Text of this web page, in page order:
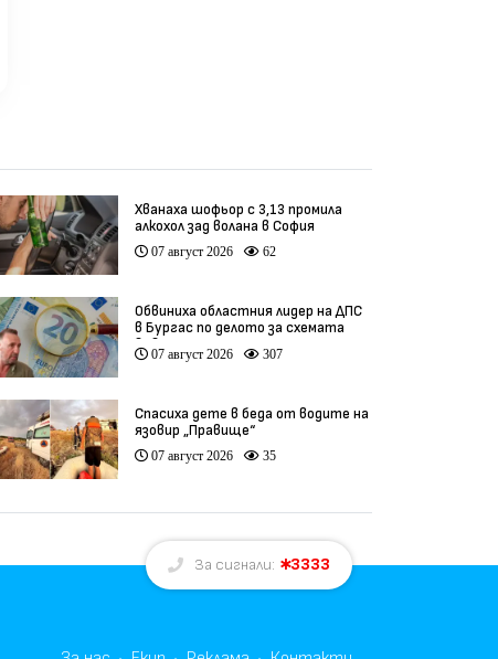
Хванаха шофьор с 3,13 промила
алкохол зад волана в София
07 август 2026 62
Обвиниха областния лидер на ДПС
в Бургас по делото за схемата
във ВиК
07 август 2026 307
Спасиха дете в беда от водите на
язовир „Правище“
07 август 2026 35
За сигнали: 3333